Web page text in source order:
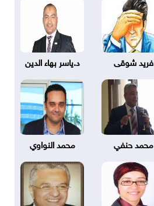
فريد شوقى د.ياسر بهاء الدين
محمد حنفي محمد النواوي